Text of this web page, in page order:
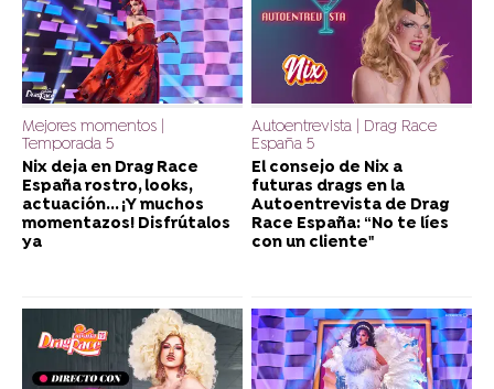
Mejores momentos |
Temporada 5
Nix deja en Drag Race
España rostro, looks,
actuación... ¡Y muchos
momentazos! Disfrútalos
ya
Autoentrevista | Drag Race
España 5
El consejo de Nix a
futuras drags en la
Autoentrevista de Drag
Race España: “No te líes
con un cliente"